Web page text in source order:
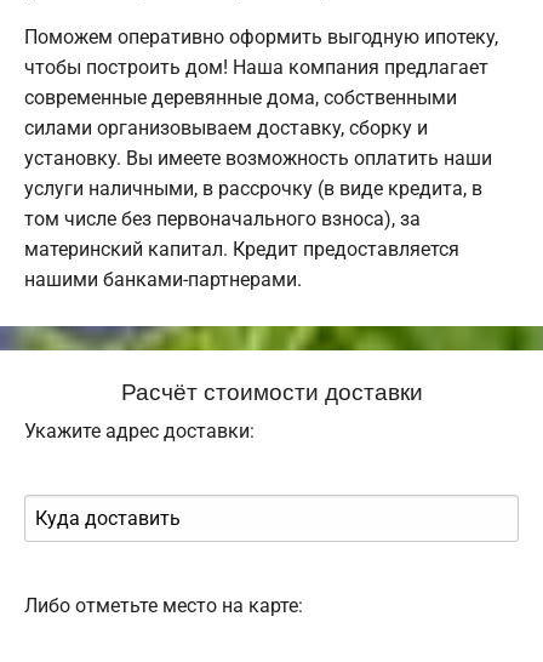
Поможем оперативно оформить выгодную ипотеку,
чтобы построить дом! Наша компания предлагает
современные деревянные дома, собственными
силами организовываем доставку, сборку и
установку. Вы имеете возможность оплатить наши
услуги наличными, в рассрочку (в виде кредита, в
том числе без первоначального взноса), за
материнский капитал. Кредит предоставляется
нашими банками-партнерами.
Расчёт стоимости доставки
Укажите адрес доставки:
Либо отметьте место на карте: